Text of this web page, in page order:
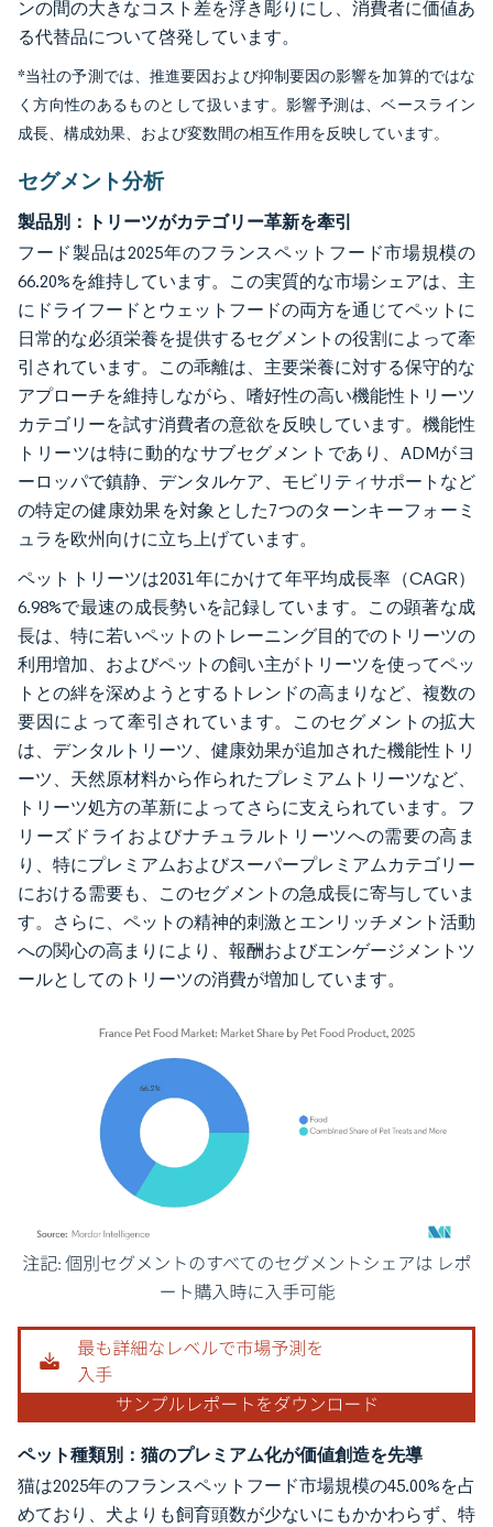
ンの間の大きなコスト差を浮き彫りにし、消費者に価値あ
る代替品について啓発しています。
*当社の予測では、推進要因および抑制要因の影響を加算的ではな
く方向性のあるものとして扱います。影響予測は、ベースライン
成長、構成効果、および変数間の相互作用を反映しています。
セグメント分析
製品別：トリーツがカテゴリー革新を牽引
フード製品は2025年のフランスペットフード市場規模の
66.20%を維持しています。この実質的な市場シェアは、主
にドライフードとウェットフードの両方を通じてペットに
日常的な必須栄養を提供するセグメントの役割によって牽
引されています。この乖離は、主要栄養に対する保守的な
アプローチを維持しながら、嗜好性の高い機能性トリーツ
カテゴリーを試す消費者の意欲を反映しています。機能性
トリーツは特に動的なサブセグメントであり、ADMがヨ
ーロッパで鎮静、デンタルケア、モビリティサポートなど
の特定の健康効果を対象とした7つのターンキーフォーミ
ュラを欧州向けに立ち上げています。
ペットトリーツは2031年にかけて年平均成長率（CAGR）
6.98%で最速の成長勢いを記録しています。この顕著な成
長は、特に若いペットのトレーニング目的でのトリーツの
利用増加、およびペットの飼い主がトリーツを使ってペッ
トとの絆を深めようとするトレンドの高まりなど、複数の
要因によって牽引されています。このセグメントの拡大
は、デンタルトリーツ、健康効果が追加された機能性トリ
ーツ、天然原材料から作られたプレミアムトリーツなど、
トリーツ処方の革新によってさらに支えられています。フ
リーズドライおよびナチュラルトリーツへの需要の高ま
り、特にプレミアムおよびスーパープレミアムカテゴリー
における需要も、このセグメントの急成長に寄与していま
す。さらに、ペットの精神的刺激とエンリッチメント活動
への関心の高まりにより、報酬およびエンゲージメントツ
ールとしてのトリーツの消費が増加しています。
画像 © Mordor Intelligence。再利用にはCC BY 4.0の表示が必要です。
ペット種類別：猫のプレミアム化が価値創造を先導
猫は2025年のフランスペットフード市場規模の45.00%を占
めており、犬よりも飼育頭数が少ないにもかかわらず、特